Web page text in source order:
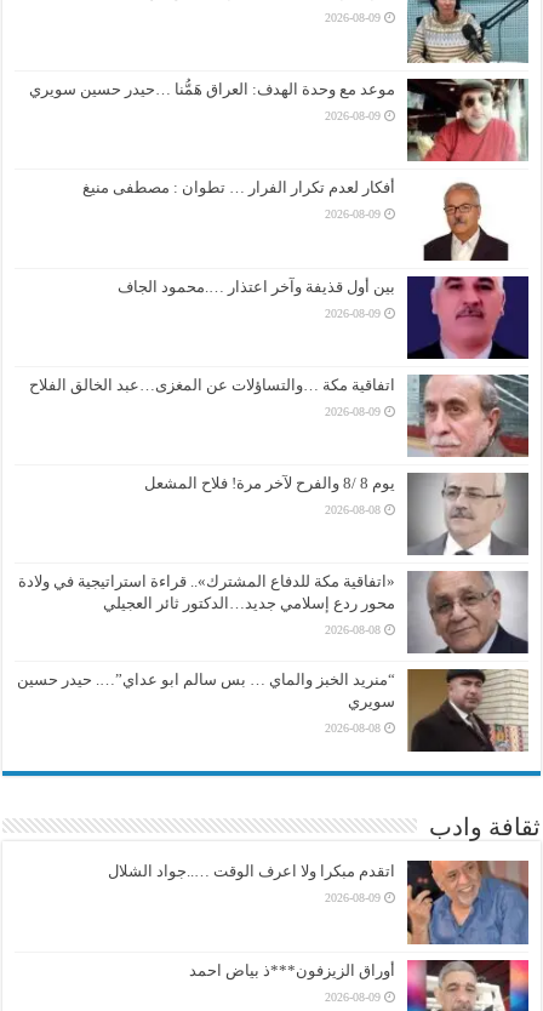
2026-08-09
موعد مع وحدة الهدف: العراق هَمُّنا …حيدر حسين سويري
2026-08-09
أفكار لعدم تكرار الفرار … تطوان : مصطفى منيغ
2026-08-09
بين أول قذيفة وآخر اعتذار ….محمود الجاف
2026-08-09
اتفاقية مكة …والتساؤلات عن المغزى…عبد الخالق الفلاح
2026-08-09
يوم 8 /8 والفرح لآخر مرة! فلاح المشعل
2026-08-08
«اتفاقية مكة للدفاع المشترك».. قراءة استراتيجية في ولادة
محور ردع إسلامي جديد…الدكتور ثائر العجيلي
2026-08-08
“منريد الخبز والماي … بس سالم ابو عداي”…. حيدر حسين
سويري
2026-08-08
ثقافة وادب
اتقدم مبكرا ولا اعرف الوقت …..جواد الشلال
2026-08-09
أوراق الزيزفون***ذ بياض احمد
2026-08-09